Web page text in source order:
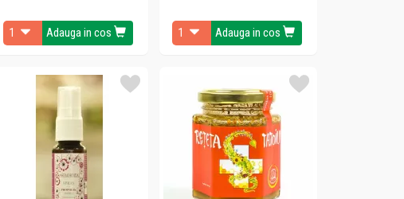
Adauga in cos Adauga in cos